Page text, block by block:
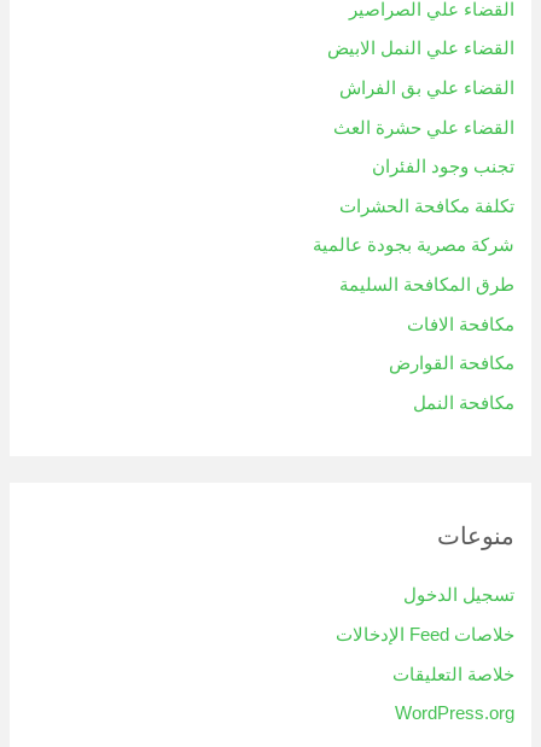
القضاء علي الصراصير
القضاء علي النمل الابيض
القضاء علي بق الفراش
القضاء علي حشرة العث
تجنب وجود الفئران
تكلفة مكافحة الحشرات
شركة مصرية بجودة عالمية
طرق المكافحة السليمة
مكافحة الافات
مكافحة القوارض
مكافحة النمل
منوعات
تسجيل الدخول
خلاصات Feed الإدخالات
خلاصة التعليقات
WordPress.org